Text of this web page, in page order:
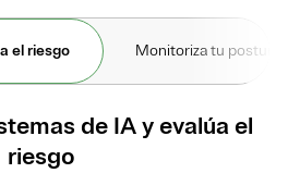
el riesgo Monitoriza tu postura
de IA y evalúa el
riesgo